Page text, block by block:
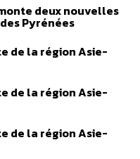
deux nouvelles
Pyrénées
de la région Asie-
de la région Asie-
de la région Asie-